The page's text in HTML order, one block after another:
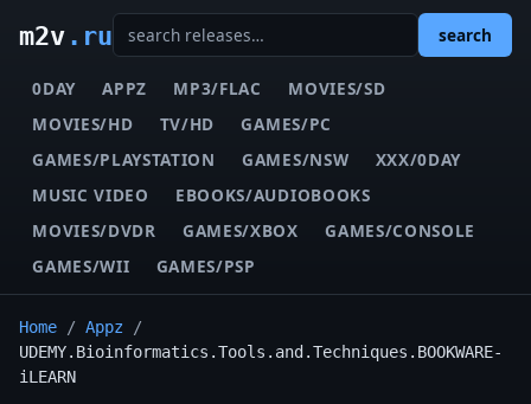
m2v.ru search
0DAY APPZ MP3/FLAC
MOVIES/SD
MOVIES/HD
TV/HD
GAMES/PC
GAMES/PLAYSTATION
GAMES/NSW
XXX/0DAY
MUSIC VIDEO
EBOOKS/AUDIOBOOKS
MOVIES/DVDR
GAMES/XBOX
GAMES/CONSOLE
GAMES/WII
GAMES/PSP
Home / Appz /
UDEMY.Bioinformatics.Tools.and.Techniques.BOOKWARE-
iLEARN